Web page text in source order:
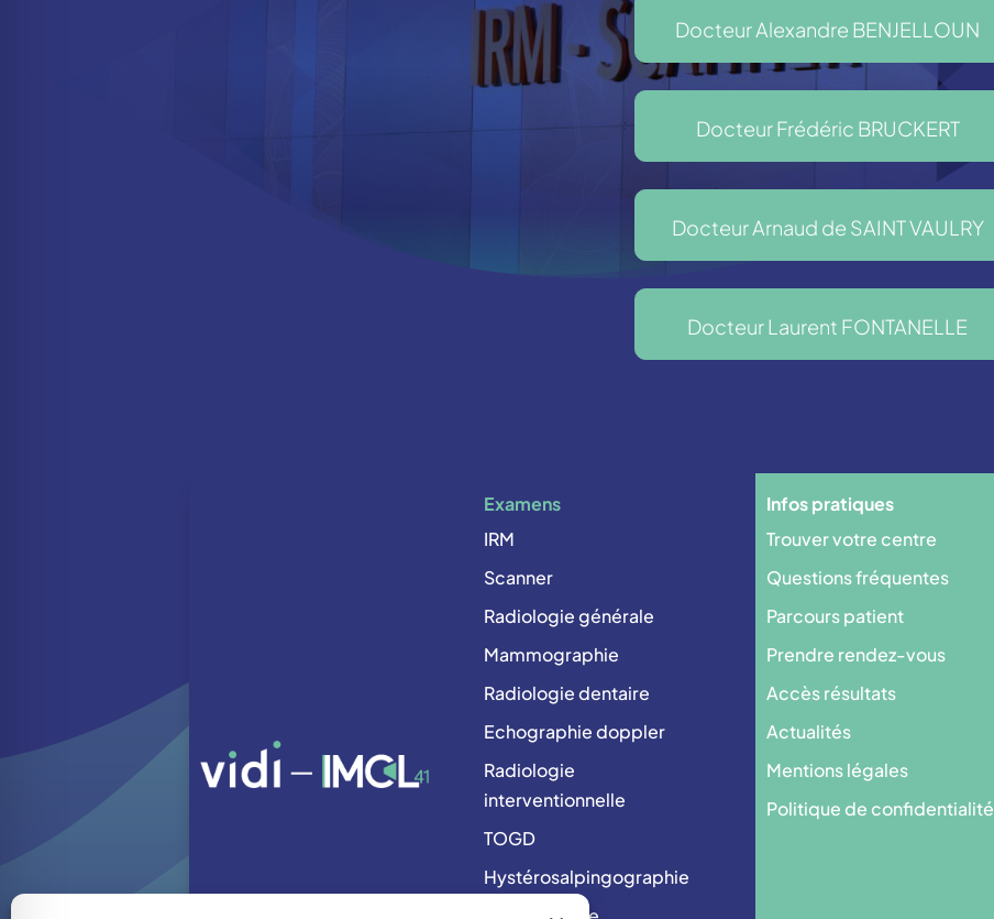
Docteur Alexandre BENJELLOUN
Docteur Frédéric BRUCKERT
Docteur Arnaud de SAINT VAULRY
Docteur Laurent FONTANELLE
Examens
IRM
Scanner
Radiologie générale
Mammographie
Radiologie dentaire
Echographie doppler
Radiologie
interventionnelle
TOGD
Hystérosalpingographie
Infos pratiques
Trouver votre centre
Questions fréquentes
Parcours patient
Prendre rendez-vous
Accès résultats
Actualités
Mentions légales
Politique de confidentialité